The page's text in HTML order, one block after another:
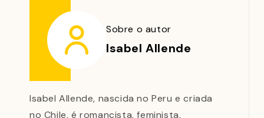
Sobre o autor
Isabel Allende
Isabel Allende, nascida no Peru e criada
no Chile, é romancista, feminista,